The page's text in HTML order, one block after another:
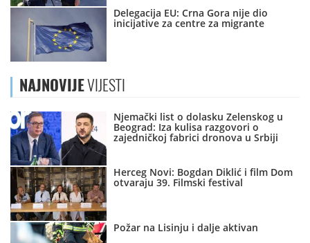
Delegacija EU: Crna Gora nije dio
inicijative za centre za migrante
NAJNOVIJEVIJESTI
Njemački list o dolasku Zelenskog u
Beograd: Iza kulisa razgovori o
zajedničkoj fabrici dronova u Srbiji
Herceg Novi: Bogdan Diklić i film Dom
otvaraju 39. Filmski festival
Požar na Lisinju i dalje aktivan